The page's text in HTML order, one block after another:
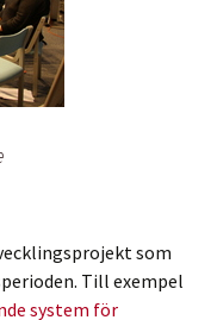
som
Till exempel
system för